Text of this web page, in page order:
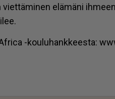
viet­tä­mi­nen elä­mä­ni
-kou­lu­hank­kees­ta: